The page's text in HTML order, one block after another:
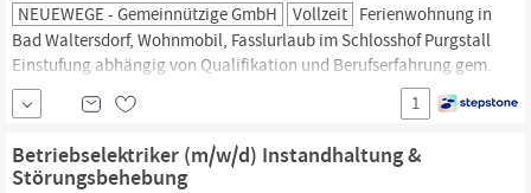
NEUEWEGE - Gemeinnützige GmbH Vollzeit Ferienwohnung in
Bad Waltersdorf, Wohnmobil, Fasslurlaub im Schlosshof Purgstall
Einstufung abhängig von Qualifikation und Berufserfahrung gem.
KV der Sozialwirtschaft Österreich für Vollzeitbeschäftigte: VWGr.
7 ab EURO 3.074,80 brutto; VWGr. 8 ab EUR 3.348,90 brutto JOKR1
AT, Mit Berufserfahrung, Finanzen | Administration,
1
Betriebselektriker (m/w/d) Instandhaltung &
Störungsbehebung